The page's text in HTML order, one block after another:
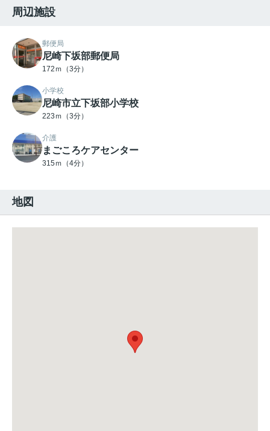
周辺施設
郵便局
尼崎下坂部郵便局
172ｍ（3分）
小学校
尼崎市立下坂部小学校
223ｍ（3分）
介護
まごころケアセンター
315ｍ（4分）
地図